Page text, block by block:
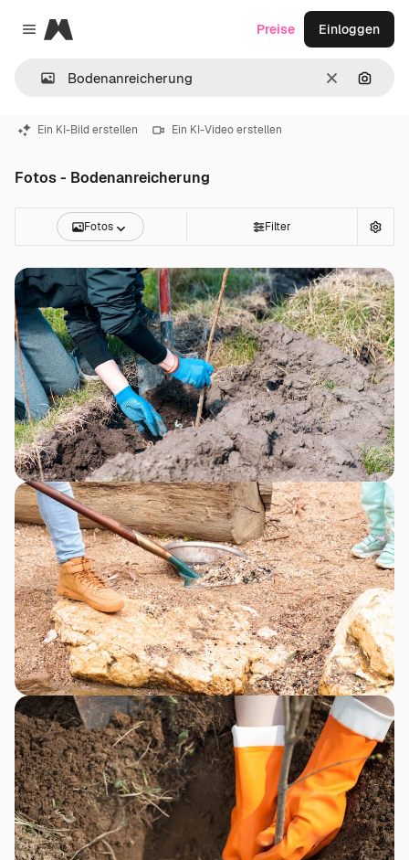
Close menu
Magnific
LöschenNach
Preise Einloggen
Ein KI-Bild erstellen Ein KI-Video erstellen
Fotos - Bodenanreicherung
Fotos Filter